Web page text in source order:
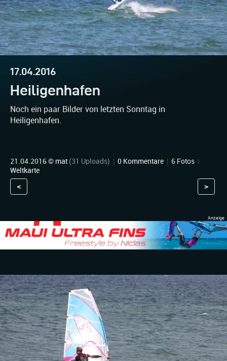
17.04.2016
Heiligenhafen
Noch ein paar Bilder von letzten Sonntag in
Heiligenhafen.
21.04.2016 © mat (31 Uploads) | 0 Kommentare | 6 Fotos |
Weltkarte
< >